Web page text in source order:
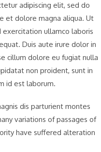
adipiscing elit, sed do
et dolore magna aliqua. Ut
exercitation ullamco laboris
Duis aute irure dolor in
cillum dolore eu fugiat nulla
non proident, sunt in
id est laborum.
dis parturient montes
variations of passages of
have suffered alteration